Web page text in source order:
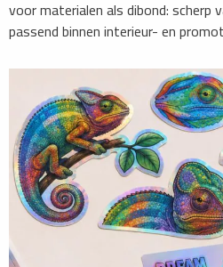
voor materialen als dibond:
passend binnen interieur- en